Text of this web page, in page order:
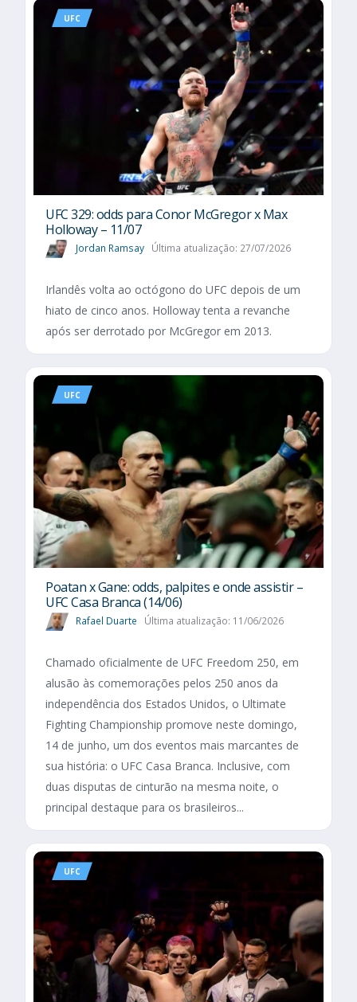
UFC
UFC 329: odds para Conor McGregor x Max
Holloway – 11/07
Jordan Ramsay Última atualização: 27/07/2026
Irlandês volta ao octógono do UFC depois de um
hiato de cinco anos. Holloway tenta a revanche
após ser derrotado por McGregor em 2013.
UFC
Poatan x Gane: odds, palpites e onde assistir –
UFC Casa Branca (14/06)
Rafael Duarte Última atualização: 11/06/2026
Chamado oficialmente de UFC Freedom 250, em
alusão às comemorações pelos 250 anos da
independência dos Estados Unidos, o Ultimate
Fighting Championship promove neste domingo,
14 de junho, um dos eventos mais marcantes de
sua história: o UFC Casa Branca. Inclusive, com
duas disputas de cinturão na mesma noite, o
principal destaque para os brasileiros...
UFC